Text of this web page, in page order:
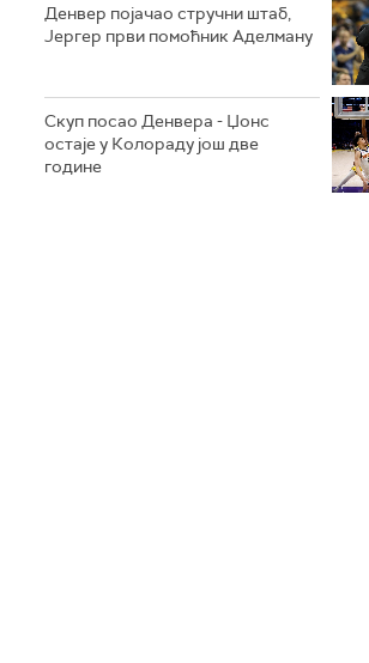
Денвер појачао стручни штаб,
Јергер први помоћник Аделману
Скуп посао Денвера - Џонс
остаје у Колораду још две
године